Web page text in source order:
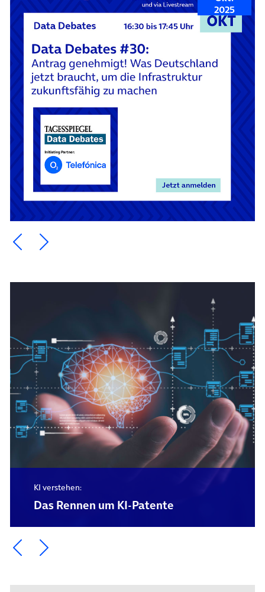
2025
Ein Element zurück blättern
Ein Element weiter blättern
KI verstehen:
Das Rennen um KI-Patente
Ein Element zurück blättern
Ein Element weiter blättern